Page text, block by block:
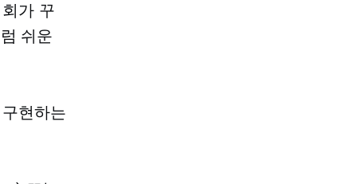
가 꾸
쉬운
현하는